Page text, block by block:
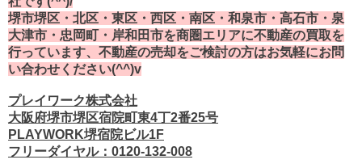
堺市堺区・北区・東区・西区・南区・和泉市・高石市・泉
大津市・忠岡町・岸和田市を商圏エリアに不動産の買取を
行っています、不動産の売却をご検討の方はお気軽にお問
い合わせください(^^)v
プレイワーク株式会社
大阪府堺市堺区宿院町東4丁2番25号
PLAYWORK堺宿院ビル1F
フリーダイヤル：0120-132-008